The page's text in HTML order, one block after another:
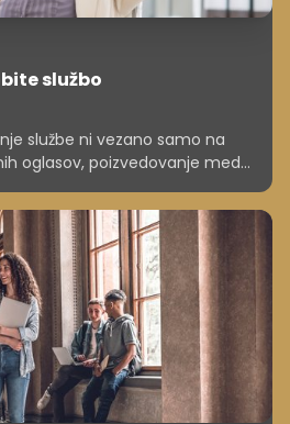
službo
službe ni vezano samo na
oglasov, poizvedovanje med
sejmov. Veliko lahko
omrežji, ki so v današnjem
del strategije iskanja
kadrov kandidate išče prav
katerimi pa ni aktualen